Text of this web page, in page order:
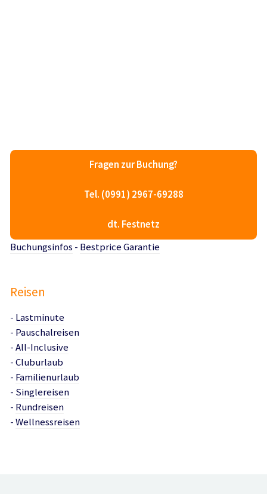
Fragen zur Buchung?
Tel. (0991) 2967-69288
dt. Festnetz
Buchungsinfos - Bestprice Garantie
Reisen
- Lastminute
- Pauschalreisen
-All-Inclusive
-Cluburlaub
- Familienurlaub
- Singlereisen
- Rundreisen
-Wellnessreisen